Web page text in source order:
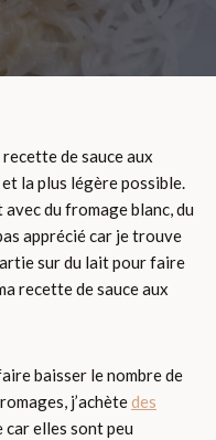
de sauce aux
la plus légère possible.
avec du fromage blanc, du
apprécié car je trouve
sur du lait pour faire
recette de sauce aux
baisser le nombre de
j’achètedes
car elles sont peu